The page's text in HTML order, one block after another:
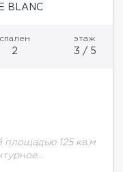
BLANC
спален
2
этаж
3 / 5
площадью 125 кв.м